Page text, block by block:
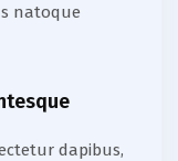
natoque
dapibus,